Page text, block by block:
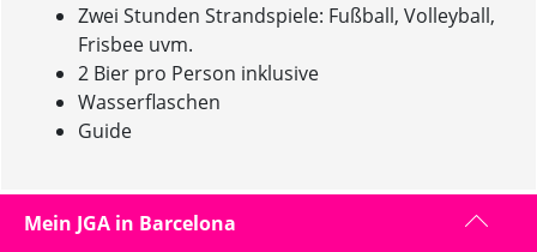
Zwei Stunden Strandspiele: Fußball, Volleyball,
Frisbee uvm.
2 Bier pro Person inklusive
Wasserflaschen
Guide
STRANDSPIELE IN BARCELONA : INFORMATION
Mein JGA in Barcelona